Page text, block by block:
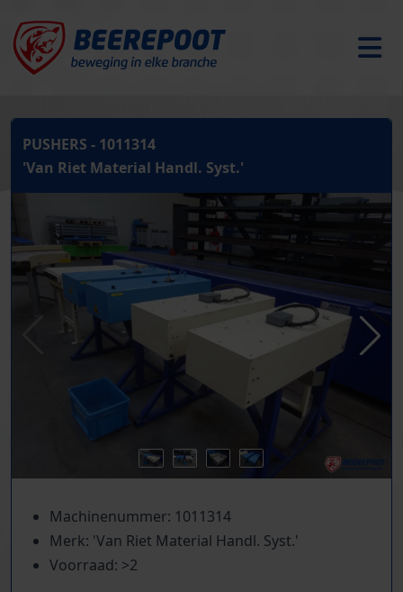
PUSHERS - 1011314
'Van Riet Material Handl. Syst.'
Machinenummer: 1011314
Merk: 'Van Riet Material Handl. Syst.'
Voorraad: >2